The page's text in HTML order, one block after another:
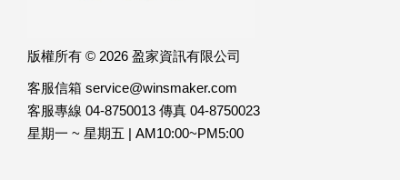
版權所有 © 2026 盈家資訊有限公司
客服信箱 service@winsmaker.com
客服專線 04-8750013 傳真 04-8750023
星期一 ~ 星期五 | AM10:00~PM5:00